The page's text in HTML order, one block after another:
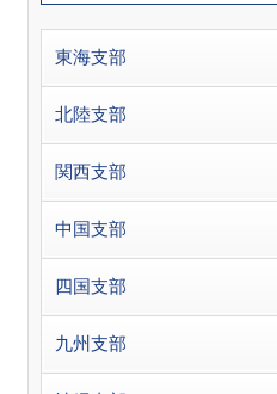
東海支部
北陸支部
関西支部
中国支部
四国支部
九州支部